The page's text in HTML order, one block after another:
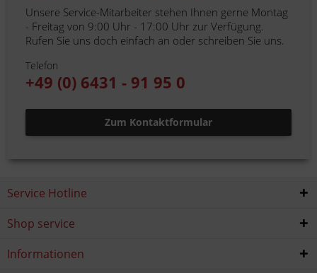
Unsere Service-Mitarbeiter stehen Ihnen gerne Montag
- Freitag von 9:00 Uhr - 17:00 Uhr zur Verfügung.
Rufen Sie uns doch einfach an oder schreiben Sie uns.
Telefon
+49 (0) 6431 - 91 95 0
Zum Kontaktformular
Service Hotline
Shop service
Informationen